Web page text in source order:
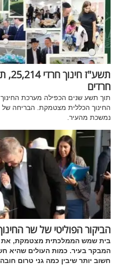
חרדים
תוך תשע שנים הכפילה מערכת
החינוך הכללית מצטמקת. הבריחה של
נמשכת מהעיר.
הביקור הפוליטי של שר
בית שמש הממלכתית מצטמקת, את
המבקר בעיר. כמות העולים שהיא
חשוב יותר שיבין כמה גני טרום